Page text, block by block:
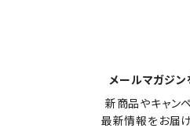
メールマガジ
新商品やキャン
最新情報をお届け